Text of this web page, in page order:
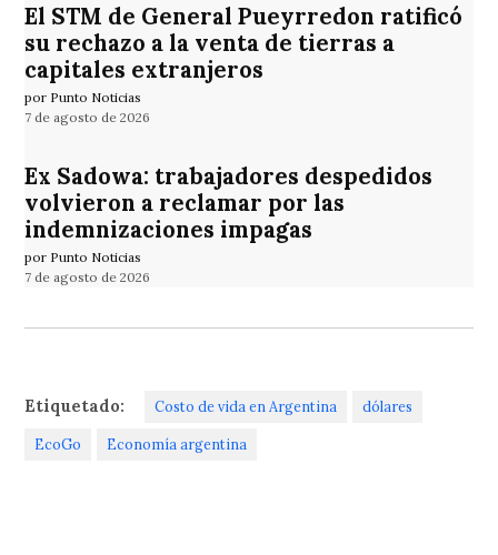
El STM de General Pueyrredon ratificó
su rechazo a la venta de tierras a
capitales extranjeros
por Punto Noticias
7 de agosto de 2026
Ex Sadowa: trabajadores despedidos
volvieron a reclamar por las
indemnizaciones impagas
por Punto Noticias
7 de agosto de 2026
Etiquetado: Costo de vida en Argentina dólares
EcoGo Economía argentina